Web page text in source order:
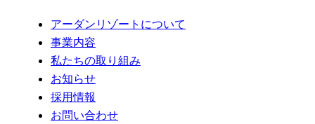
アーダンリゾートについて
事業内容
私たちの取り組み
お知らせ
採用情報
お問い合わせ